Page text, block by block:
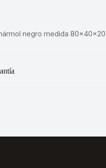
negro medida